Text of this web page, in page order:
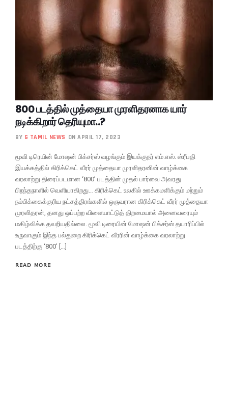
800 படத்தில் முத்தையா முரளிதரனாக யார்
நடிக்கிறார் தெரியுமா..?
BY G TAMIL NEWS ON APRIL 17, 2023
மூவி டிரெயின் மோஷன் பிக்சர்ஸ் வழங்கும் இயக்குநர் எம்.எஸ். ஸ்ரீபதி
இயக்கத்தில் கிரிக்கெட் வீரர் முத்தையா முரளிதரனின் வாழ்க்கை
வரலாற்று திரைப்படமான ‘800’ படத்தின் முதல் பார்வை அவரது
பிறந்தநாளில் வெளியாகிறது… கிரிக்கெட் உலகில் ஊக்கமளிக்கும் மற்றும்
நம்பிக்கைக்குரிய நட்சத்திரங்களில் ஒருவரான கிரிக்கெட் வீரர் முத்தையா
முரளிதரன், தனது ஒப்பற்ற விளையாட்டுத் திறமையால் அனைவரையும்
மகிழ்விக்க தவறியதில்லை. மூவி டிரையின் மோஷன் பிக்சர்ஸ் தயாரிப்பில்
உருவாகும் இந்த பல்துறை கிரிக்கெட் வீரரின் வாழ்க்கை வரலாற்று
படத்திற்கு ‘800’ […]
READ MORE